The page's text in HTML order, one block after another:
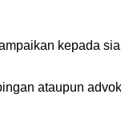
kepada
ataupun